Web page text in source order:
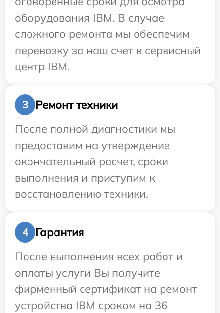
оборудования IBM. В случае
сложного ремонта мы обеспечим
перевозку за наш счет в сервисный
центр IBM.
3
Ремонт техники
После полной диагностики мы
предоставим на утверждение
окончательный расчет, сроки
выполнения и приступим к
восстановлению техники.
4
Гарантия
После выполнения всех работ и
оплаты услуги Вы получите
фирменный сертификат на ремонт
устройства IBM сроком на 36